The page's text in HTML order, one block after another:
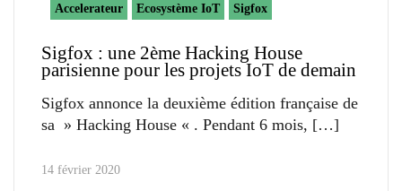
Accelerateur Ecosystème IoT Sigfox
Sigfox : une 2ème Hacking House
parisienne pour les projets IoT de demain
Sigfox annonce la deuxième édition française de
sa » Hacking House « . Pendant 6 mois,
14 février 2020